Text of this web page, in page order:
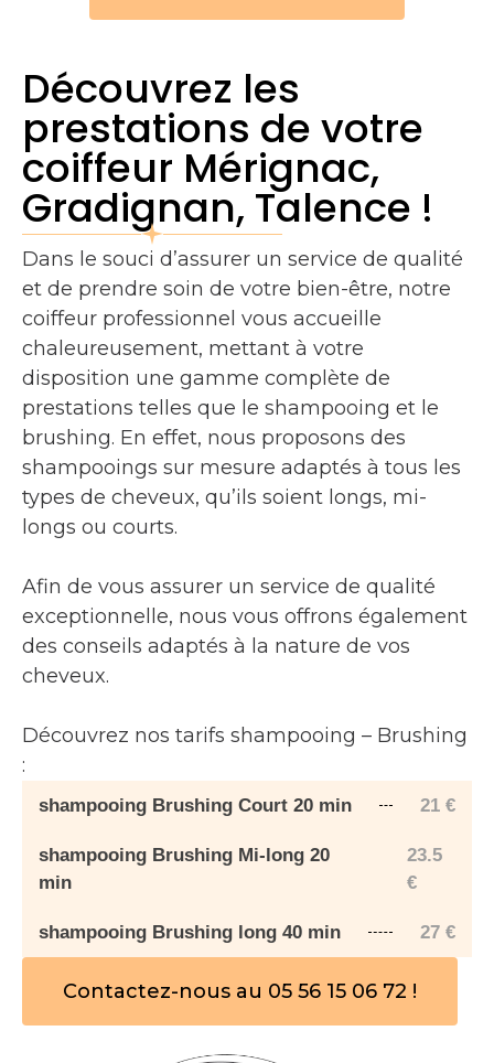
Découvrez les
prestations de votre
coiffeur Mérignac,
Gradignan, Talence !
Dans le souci d’assurer un service de qualité
et de prendre soin de votre bien-être, notre
coiffeur professionnel vous accueille
chaleureusement, mettant à votre
disposition une gamme complète de
prestations telles que le shampooing et le
brushing. En effet, nous proposons des
shampooings sur mesure adaptés à tous les
types de cheveux, qu’ils soient longs, mi-
longs ou courts.
Afin de vous assurer un service de qualité
exceptionnelle, nous vous offrons également
des conseils adaptés à la nature de vos
cheveux.
Découvrez nos tarifs shampooing – Brushing
:
shampooing Brushing Court 20 min 21 €
shampooing Brushing Mi-long 20
min
23.5
€
shampooing Brushing long 40 min 27 €
Contactez-nous au 05 56 15 06 72 !